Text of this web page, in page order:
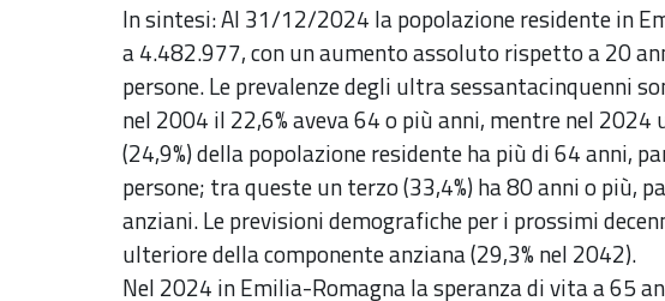
In sintesi: Al 31/12/2024 la popolazione residente in
a 4.482.977, con un aumento assoluto rispetto a 20
persone. Le prevalenze degli ultra sessantacinquenni
nel 2004 il 22,6% aveva 64 o più anni, mentre nel
(24,9%) della popolazione residente ha più di 64 anni,
persone; tra queste un terzo (33,4%) ha 80 anni o più,
anziani. Le previsioni demografiche per i prossimi
ulteriore della componente anziana (29,3% nel 2042).
Nel 2024 in Emilia-Romagna la speranza di vita a 65